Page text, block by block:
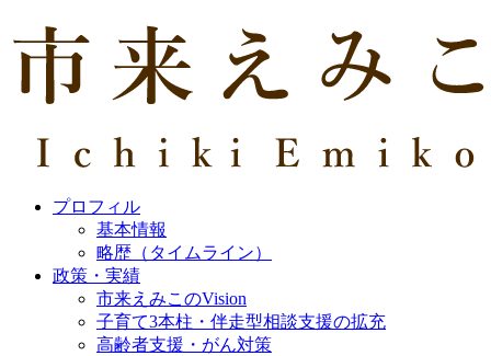
プロフィル
基本情報
略歴（タイムライン）
政策・実績
市来えみこのVision
子育て3本柱・伴走型相談支援の拡充
高齢者支援・がん対策